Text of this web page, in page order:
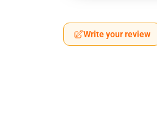
Write your review